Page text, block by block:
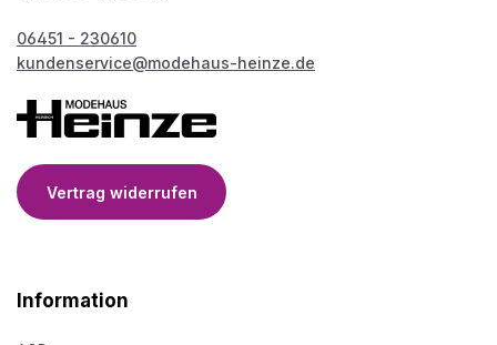
06451 - 230610
kundenservice@modehaus-heinze.de
Vertrag widerrufen
Information